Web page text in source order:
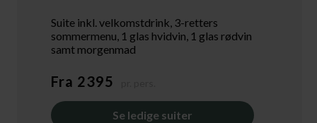
Suite inkl. velkomstdrink, 3-retters
sommermenu, 1 glas hvidvin, 1 glas rødvin
samt morgenmad
Fra 2395
Se ledige suiter